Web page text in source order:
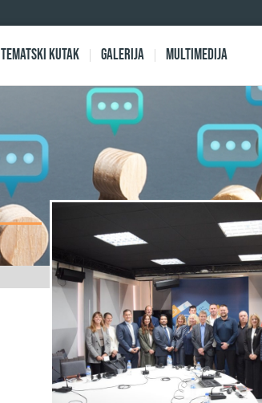
Tematski kutak Galerija Multimedija